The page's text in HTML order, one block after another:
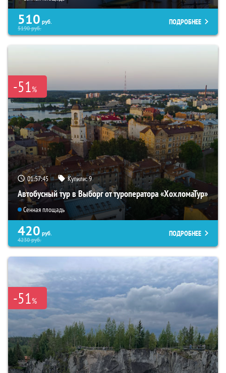
510 руб.
5190руб.
ПОДРОБНЕЕ
-51%
01:57:44 Купили:9
Автобусный тур в Выборг от туроператора «ХохломаТур»
Сенная площадь
420 руб.
4230руб.
ПОДРОБНЕЕ
-51%